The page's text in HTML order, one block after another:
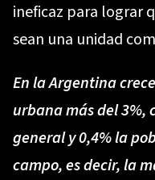
ineficaz para lograr
sean una unidad
En la Argentina
urbana más del 3%,
general y 0,4% la
campo, es decir, la